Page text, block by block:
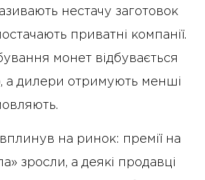
нестачу заготовок
приватні компанії.
монет відбувається
а дилери отримують менші
на ринок: премії на
зросли, а деякі продавці